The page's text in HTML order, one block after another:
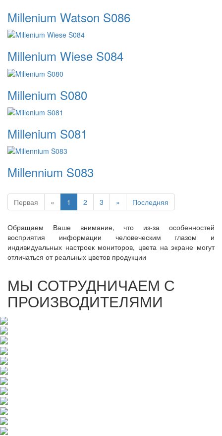
Millenium Watson S086
Millenium Wiese S084
Millenium S080
Millenium S081
Millennium S083
Первая « 1 2 3 » Последняя
Обращаем Ваше внимание, что из-за особенностей
восприятия информации человеческим глазом и
индивидуальных настроек мониторов, цвета на экране могут
отличаться от реальных цветов продукции
МЫ СОТРУДНИЧАЕМ С
ПРОИЗВОДИТЕЛЯМИ